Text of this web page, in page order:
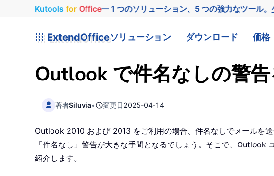
Kutools for Office— 1 つのソリューション、5 つの強力なツール。
ExtendOfficeソリューション ダウンロード 価格
Outlook で件名なしの警
著者Siluvia• 変更日2025-04-14
Outlook 2010 および 2013 をご利用の場合、件名なしでメールを
「件名なし」警告が大きな手間となるでしょう。そこで、
紹介します。